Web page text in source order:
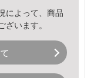
によって、商品
ざいます。